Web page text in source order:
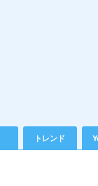
トレンド